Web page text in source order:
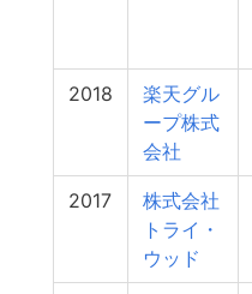
2018
楽天グル
ープ株式
会社
2017
株式会社
トライ・
ウッド